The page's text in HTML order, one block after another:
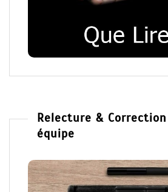
Relecture &
équipe